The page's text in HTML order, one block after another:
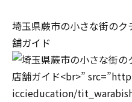
埼玉県蕨市の小さな街の
舗ガイド